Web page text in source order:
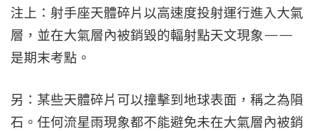
注上：射手座天體碎片以高速度投射運行進入大氣
層，並在大氣層內被銷毀的輻射點天文現象——
是期末考點。
另：某些天體碎片可以撞擊到地球表面，稱之為隕
石。任何流星雨現象都不能避免未在大氣層內被銷